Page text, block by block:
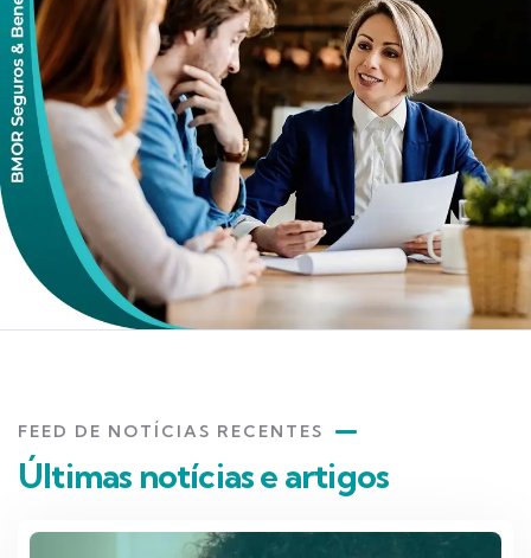
FEED DE NOTÍCIAS RECENTES
Últimas notícias e artigos